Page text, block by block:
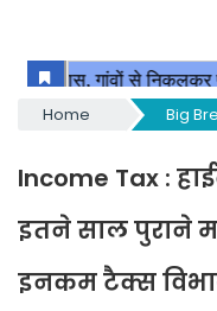
Home Big
Income Tax :
इतने साल पुराने
इनकम टैक्स